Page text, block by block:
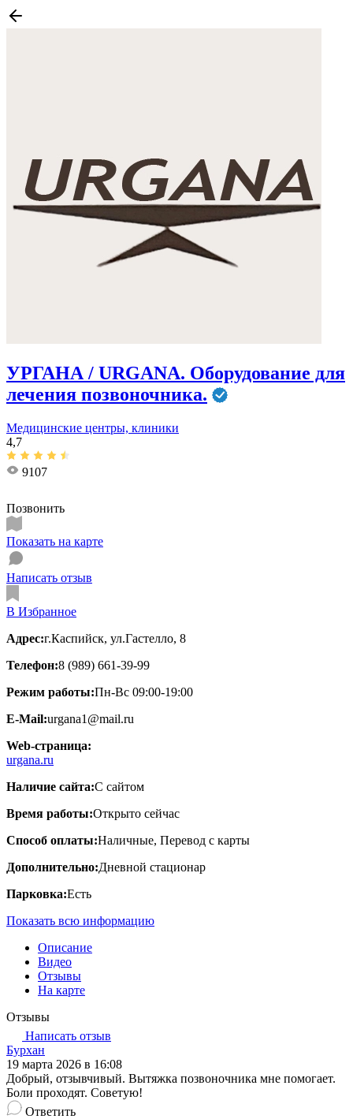
УРГАНА / URGANA. Оборудование для
лечения позвоночника.
Медицинские центры, клиники
4,7
9107
Позвонить
Показать на карте
Написать отзыв
В Избранное
Адрес:г.Каспийск, ул.Гастелло, 8
Телефон:8 (989) 661-39-99
Режим работы:Пн-Вс 09:00-19:00
E-Mail:urgana1@mail.ru
Web-страница:
urgana.ru
Наличие сайта:С сайтом
Время работы:Открыто сейчас
Способ оплаты:Наличные, Перевод с карты
Дополнительно:Дневной стационар
Парковка:Есть
Показать всю информацию
Описание
Видео
Отзывы
На карте
Отзывы
Написать отзыв
Бурхан
19 марта 2026 в 16:08
Добрый, отзывчивый. Вытяжка позвоночника мне помогает.
Боли проходят. Советую!
Ответить